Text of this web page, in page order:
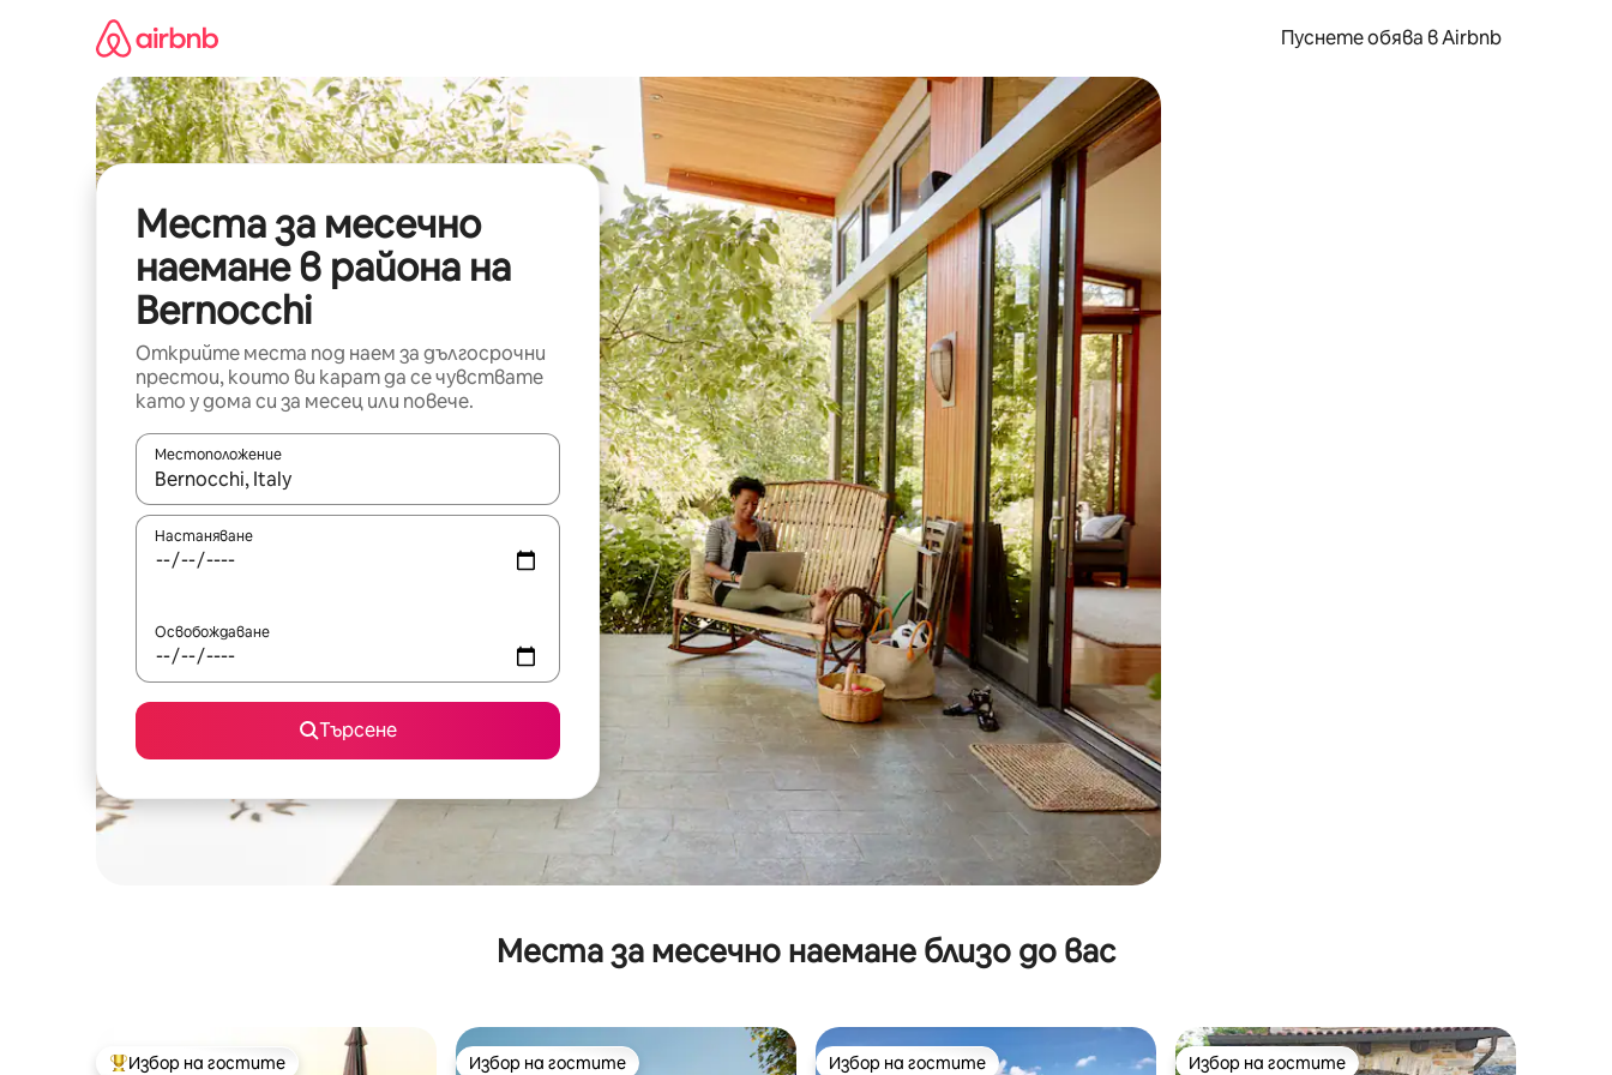
съдържанието
Пуснете обява в Airbnb
Места за месечно
наемане в района на
Bernocchi
Открийте места под наем за дългосрочни
престои, които ви карат да се чувствате
като у дома си за месец или повече.
Местоположение
Когато резултатите се покажат, използвайте клавишите със стрелки нагоре и надолу или навигирайте с докосване или плъзгане.
Настаняване
Освобождаване
Търсене
Места за месечно наемане близо до вас
Избор на гостите Избор на гостите Избор на гостите Избор на гостите